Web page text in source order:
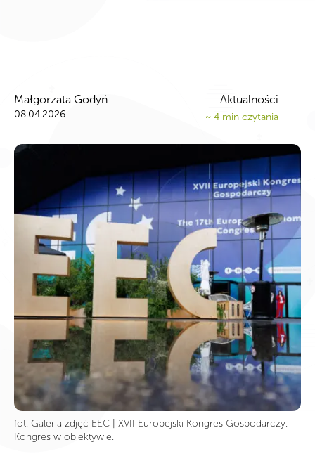
Małgorzata Godyń
08.04.2026
Aktualności
~ 4 min czytania
fot. Galeria zdjęć EEC | XVII Europejski Kongres Gospodarczy.
Kongres w obiektywie.